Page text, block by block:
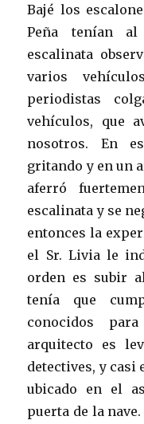
Bajé los
Peña tenían
escalinata
varios
periodistas
vehículos, que
nosotros. En
gritando y en un
aferró
escalinata y se
entonces la
el Sr. Livia le
orden es subir
tenía que
conocidos
arquitecto es
detectives, y casi
ubicado en el
puerta de la